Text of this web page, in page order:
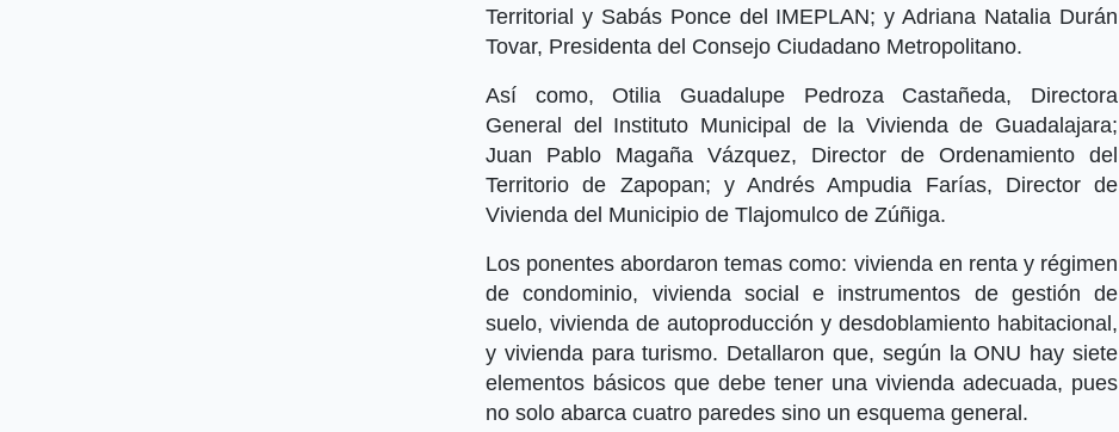
Territorial y Sabás Ponce del IMEPLAN; y Adriana Natalia Durán
Tovar, Presidenta del Consejo Ciudadano Metropolitano.
Así como, Otilia Guadalupe Pedroza Castañeda, Directora
General del Instituto Municipal de la Vivienda de Guadalajara;
Juan Pablo Magaña Vázquez, Director de Ordenamiento del
Territorio de Zapopan; y Andrés Ampudia Farías, Director de
Vivienda del Municipio de Tlajomulco de Zúñiga.
Los ponentes abordaron temas como: vivienda en renta y régimen
de condominio, vivienda social e instrumentos de gestión de
suelo, vivienda de autoproducción y desdoblamiento habitacional,
y vivienda para turismo. Detallaron que, según la ONU hay siete
elementos básicos que debe tener una vivienda adecuada, pues
no solo abarca cuatro paredes sino un esquema general.